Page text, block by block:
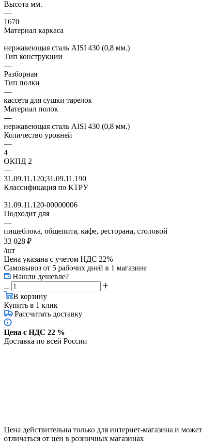
Высота мм.
—
1670
Материал каркаса
—
нержавеющая сталь AISI 430 (0,8 мм.)
Тип конструкции
—
Разборная
Тип полки
—
кассета для сушки тарелок
Материал полок
—
нержавеющая сталь AISI 430 (0,8 мм.)
Количество уровней
—
4
ОКПД 2
—
31.09.11.120;31.09.11.190
Классификация по КТРУ
—
31.09.11.120-00000006
Подходит для
—
пищеблока, общепита, кафе, ресторана, столовой
33 028 ₽
/шт
Цена указана с учетом НДС 22%
Самовывоз от 5 рабочих дней в 1 магазине
Нашли дешевле?
В корзину
Купить в 1 клик
Рассчитать доставку
Цена с НДС 22 %
Доставка по всей России
Цена действительна только для интернет-магазина и может
отличаться от цен в розничных магазинах